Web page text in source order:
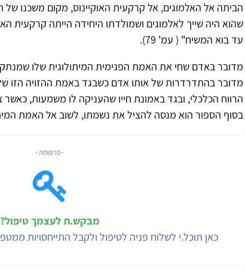
הביתה אל האלמוגים, אל קרקעית האוקיינוס, מקום משכנו של
שהוא היה שייך לאלמוגים ושמולדתו היחידה הייתה קרקעית
עד בוא המשיח" ( עמ' 79).
מדובר באדם שחי את האמת הפנימית המיתולוגית שלו
מדובר בהתדרדרות של אותו אדם כשבגד באמת ההזויה הזו
הרווח הכלכלי, ובגד באמונת חייו שהעניקה לו משמעות, כאשר
בסוף הספור הוא מנסה להציל את נשמתו, לשוב אל האמת
- פרסומת -
מבקש.ת לעצמך טיפול?
כאן תוכל.י לשלוח פניה לטיפול ולקבל התייחסויות